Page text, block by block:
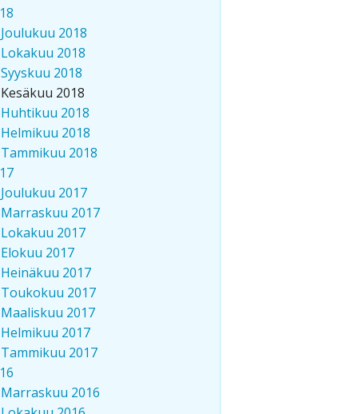
Joulukuu 2018
Lokakuu 2018
Syyskuu 2018
Kesäkuu 2018
Huhtikuu 2018
Helmikuu 2018
Tammikuu 2018
Joulukuu 2017
Marraskuu 2017
Lokakuu 2017
Elokuu 2017
Heinäkuu 2017
Toukokuu 2017
Maaliskuu 2017
Helmikuu 2017
Tammikuu 2017
Marraskuu 2016